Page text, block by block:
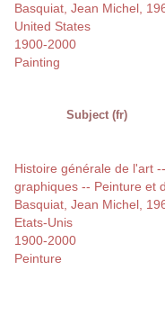
Basquiat, Jean Michel,
United States
1900-2000
Painting
Subject (fr)
Histoire générale de l'art
graphiques -- Peinture et
Basquiat, Jean Michel,
Etats-Unis
1900-2000
Peinture